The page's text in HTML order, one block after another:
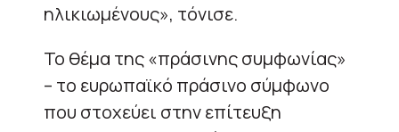
ηλικιωμένους», τόνισε.
Το θέμα της «πράσινης συμφωνίας»
– το ευρωπαϊκό πράσινο σύμφωνο
που στοχεύει στην επίτευξη